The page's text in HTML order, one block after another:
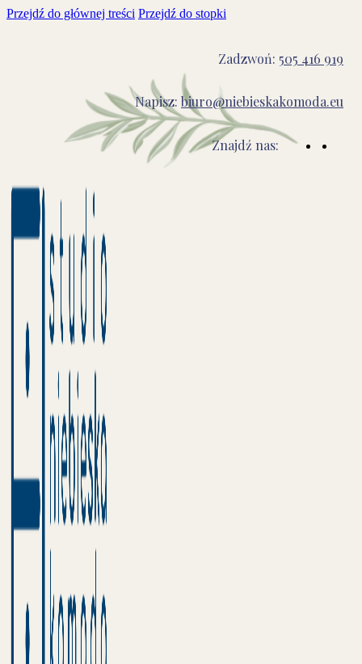
Przejdź do głównej treści Przejdź do stopki
Zadzwoń: 505 416 919
Napisz: biuro@niebieskakomoda.eu
Znajdź nas: